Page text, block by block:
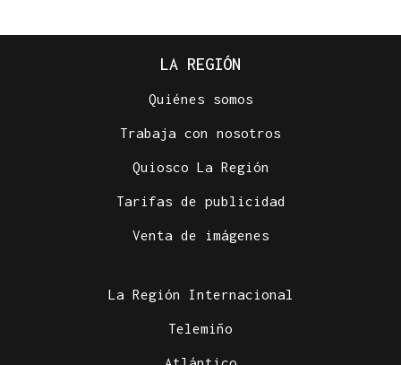
LA REGIÓN
Quiénes somos
Trabaja con nosotros
Quiosco La Región
Tarifas de publicidad
Venta de imágenes
La Región Internacional
Telemiño